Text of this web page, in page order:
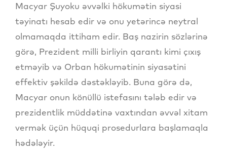
Macyar Şuyoku əvvəlki hökumətin siyasi
təyinatı hesab edir və onu yetərincə neytral
olmamaqda ittiham edir. Baş nazirin sözlərinə
görə, Prezident milli birliyin qarantı kimi çıxış
etməyib və Orban hökumətinin siyasətini
effektiv şəkildə dəstəkləyib. Buna görə də,
Macyar onun könüllü istefasını tələb edir və
prezidentlik müddətinə vaxtından əvvəl xitam
vermək üçün hüquqi prosedurlara başlamaqla
hədələyir.